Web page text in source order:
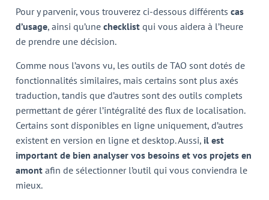
Pour y parvenir, vous trouverez ci-dessous différents cas
d’usage, ainsi qu’une checklist qui vous aidera à l’heure
de prendre une décision.
Comme nous l’avons vu, les outils de TAO sont dotés de
fonctionnalités similaires, mais certains sont plus axés
traduction, tandis que d’autres sont des outils complets
permettant de gérer l’intégralité des flux de localisation.
Certains sont disponibles en ligne uniquement, d’autres
existent en version en ligne et desktop. Aussi, il est
important de bien analyser vos besoins et vos projets en
amont afin de sélectionner l’outil qui vous conviendra le
mieux.